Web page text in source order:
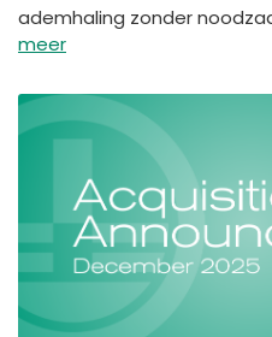
ademhaling zonder
meer